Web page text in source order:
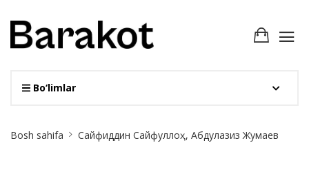
Bo‘limlar
Breadcrumb
Bosh sahifa Сайфиддин Сайфуллоҳ, Абдулазиз Жумаев